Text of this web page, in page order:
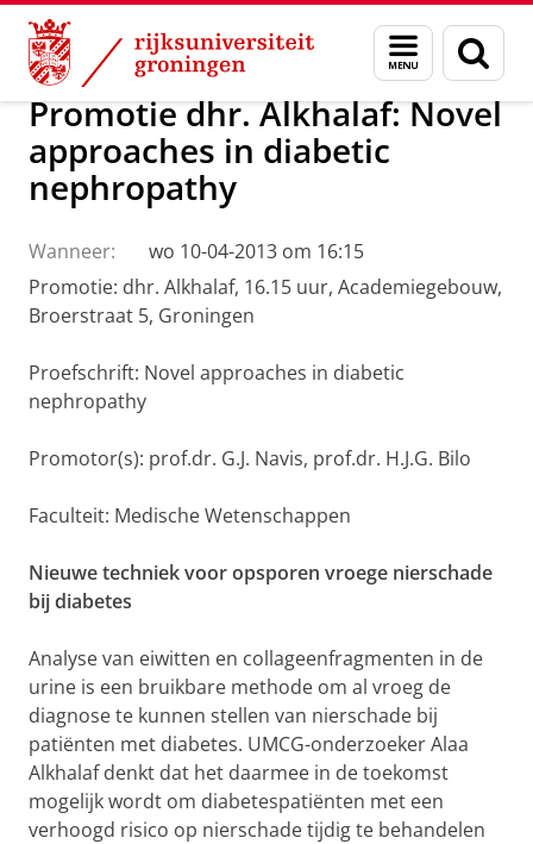
Skip
Content
Skip
Navigation
Menu
en
zoeken
Over ons Actueel Nieuws
Promotie dhr. Alkhalaf: Novel
approaches in diabetic
nephropathy
Wanneer:
wo 10-04-2013 om 16:15
Promotie: dhr. Alkhalaf, 16.15 uur, Academiegebouw,
Broerstraat 5, Groningen
Proefschrift: Novel approaches in diabetic
nephropathy
Promotor(s): prof.dr. G.J. Navis, prof.dr. H.J.G. Bilo
Faculteit: Medische Wetenschappen
Nieuwe techniek voor opsporen vroege nierschade
bij diabetes
Analyse van eiwitten en collageenfragmenten in de
urine is een bruikbare methode om al vroeg de
diagnose te kunnen stellen van nierschade bij
patiënten met diabetes. UMCG-onderzoeker Alaa
Alkhalaf denkt dat het daarmee in de toekomst
mogelijk wordt om diabetespatiënten met een
verhoogd risico op nierschade tijdig te behandelen